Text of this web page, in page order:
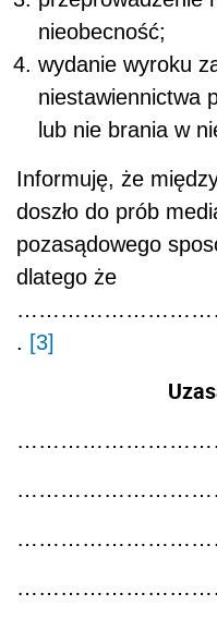
nieobecność;
wydanie wyroku
niestawiennictwa
lub nie brania w
Informuję, że
doszło do prób
pozasądowego
dlatego że
. [3]